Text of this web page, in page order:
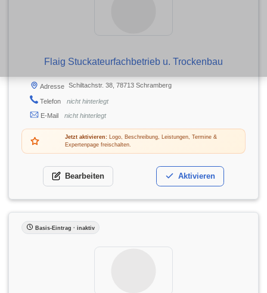
Flaig Stuckateurfachbetrieb u. Trockenbau
Adresse Schiltachstr. 38, 78713 Schramberg
Telefon
nicht hinterlegt
E-Mail
nicht hinterlegt
Jetzt aktivieren:Logo, Beschreibung, Leistungen, Termine &
Expertenpage freischalten.
Bearbeiten Aktivieren
Basis-Eintrag · inaktiv